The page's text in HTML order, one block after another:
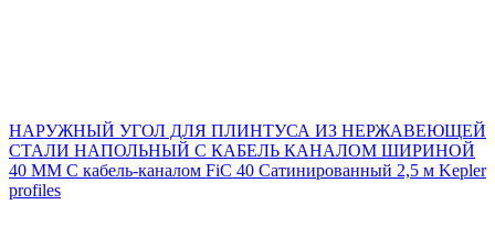
НАРУЖНЫЙ УГОЛ ДЛЯ ПЛИНТУСА ИЗ НЕРЖАВЕЮЩЕЙ
СТАЛИ НАПОЛЬНЫЙ С КАБЕЛЬ КАНАЛОМ ШИРИНОЙ
40 ММ С кабель-каналом FiC 40 Сатинированный 2,5 м Kepler
profiles